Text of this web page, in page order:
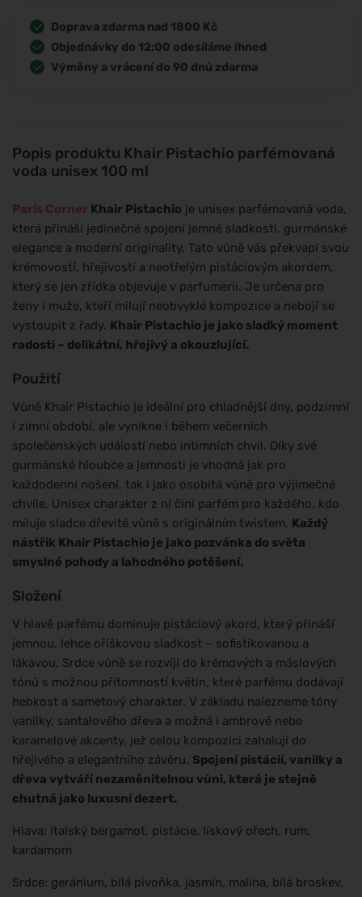
Popis produktu Khair Pistachio parfémovaná
voda unisex 100 ml
Paris Corner Khair Pistachio je unisex parfémovaná voda,
která přináší jedinečné spojení jemné sladkosti, gurmánské
elegance a moderní originality. Tato vůně vás překvapí svou
krémovostí, hřejivostí a neotřelým pistáciovým akordem,
který se jen zřídka objevuje v parfumerii. Je určena pro
ženy i muže, kteří milují neobvyklé kompozice a nebojí se
vystoupit z řady. Khair Pistachio je jako sladký moment
radosti – delikátní, hřejivý a okouzlující.
Použití
Vůně Khair Pistachio je ideální pro chladnější dny, podzimní
i zimní období, ale vynikne i během večerních
společenských událostí nebo intimních chvil. Díky své
gurmánské hloubce a jemnosti je vhodná jak pro
každodenní nošení, tak i jako osobitá vůně pro výjimečné
chvíle. Unisex charakter z ní činí parfém pro každého, kdo
miluje sladce dřevité vůně s originálním twistem. Každý
nástřik Khair Pistachio je jako pozvánka do světa
smyslné pohody a lahodného potěšení.
Složení
V hlavě parfému dominuje pistáciový akord, který přináší
jemnou, lehce oříškovou sladkost – sofistikovanou a
lákavou. Srdce vůně se rozvíjí do krémových a máslových
tónů s možnou přítomností květin, které parfému dodávají
hebkost a sametový charakter. V základu nalezneme tóny
vanilky, santalového dřeva a možná i ambrové nebo
karamelové akcenty, jež celou kompozici zahalují do
hřejivého a elegantního závěru. Spojení pistácií, vanilky a
dřeva vytváří nezaměnitelnou vůni, která je stejně
chutná jako luxusní dezert.
Hlava: italský bergamot, pistácie, lískový ořech, rum,
kardamom
Srdce: geránium, bílá pivoňka, jasmín, malina, bílá broskev,
Doprava zdarma nad 1800 Kč
Objednávky do 12:00 odesíláme ihned
Výměny a vrácení do 90 dnů zdarma